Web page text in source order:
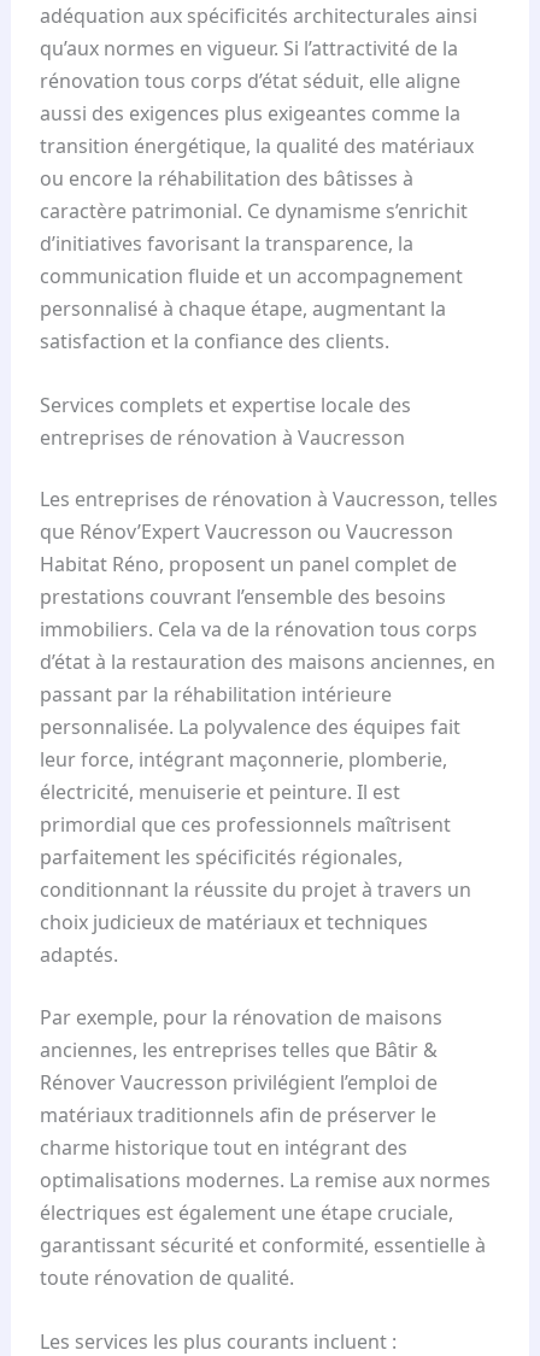
adéquation aux spécificités architecturales ainsi
qu’aux normes en vigueur. Si l’attractivité de la
rénovation tous corps d’état séduit, elle aligne
aussi des exigences plus exigeantes comme la
transition énergétique, la qualité des matériaux
ou encore la réhabilitation des bâtisses à
caractère patrimonial. Ce dynamisme s’enrichit
d’initiatives favorisant la transparence, la
communication fluide et un accompagnement
personnalisé à chaque étape, augmentant la
satisfaction et la confiance des clients.
Services complets et expertise locale des
entreprises de rénovation à Vaucresson
Les entreprises de rénovation à Vaucresson, telles
que Rénov’Expert Vaucresson ou Vaucresson
Habitat Réno, proposent un panel complet de
prestations couvrant l’ensemble des besoins
immobiliers. Cela va de la rénovation tous corps
d’état à la restauration des maisons anciennes, en
passant par la réhabilitation intérieure
personnalisée. La polyvalence des équipes fait
leur force, intégrant maçonnerie, plomberie,
électricité, menuiserie et peinture. Il est
primordial que ces professionnels maîtrisent
parfaitement les spécificités régionales,
conditionnant la réussite du projet à travers un
choix judicieux de matériaux et techniques
adaptés.
Par exemple, pour la rénovation de maisons
anciennes, les entreprises telles que Bâtir &
Rénover Vaucresson privilégient l’emploi de
matériaux traditionnels afin de préserver le
charme historique tout en intégrant des
optimalisations modernes. La remise aux normes
électriques est également une étape cruciale,
garantissant sécurité et conformité, essentielle à
toute rénovation de qualité.
Les services les plus courants incluent :